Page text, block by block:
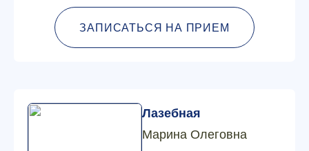
ЗАПИСАТЬСЯ НА ПРИЕМ
Лазебная
Марина Олеговна